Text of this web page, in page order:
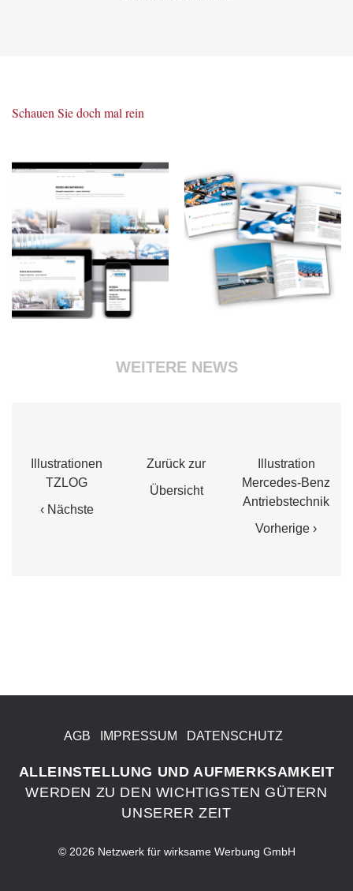
Schauen Sie doch mal rein
WEITERE NEWS
Illustrationen
TZLOG
‹ Nächste
Zurück zur
Übersicht
Illustration
Mercedes-Benz
Antriebstechnik
Vorherige ›
AGB IMPRESSUM DATENSCHUTZ
ALLEINSTELLUNG UND AUFMERKSAMKEIT
WERDEN ZU DEN WICHTIGSTEN GÜTERN
UNSERER ZEIT
© 2026 Netzwerk für wirksame Werbung GmbH